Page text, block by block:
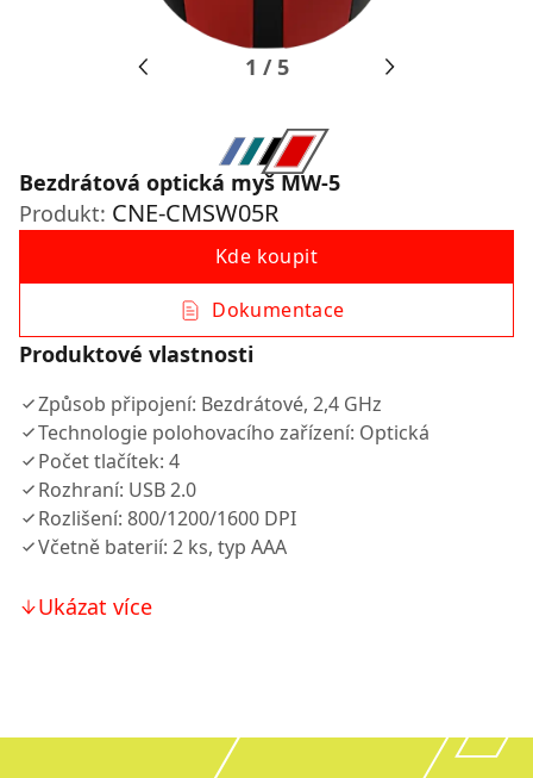
1 / 5
Bezdrátová optická myš MW-5
Produkt: CNE-CMSW05R
Kde koupit
Dokumentace
Produktové vlastnosti
Způsob připojení: Bezdrátové, 2,4 GHz
Technologie polohovacího zařízení: Optická
Počet tlačítek: 4
Rozhraní: USB 2.0
Rozlišení: 800/1200/1600 DPI
Včetně baterií: 2 ks, typ AAA
Ukázat více